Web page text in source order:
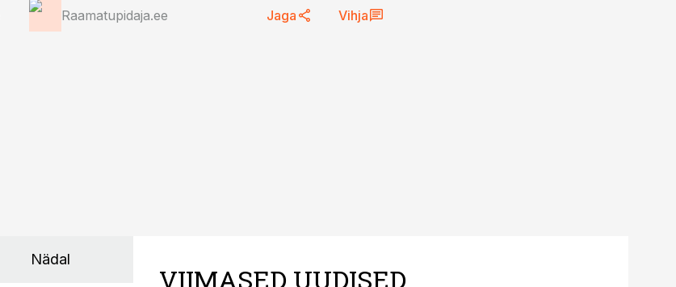
Raamatupidaja.ee Jaga Vihja
Nädal
VIIMASED UUDISED